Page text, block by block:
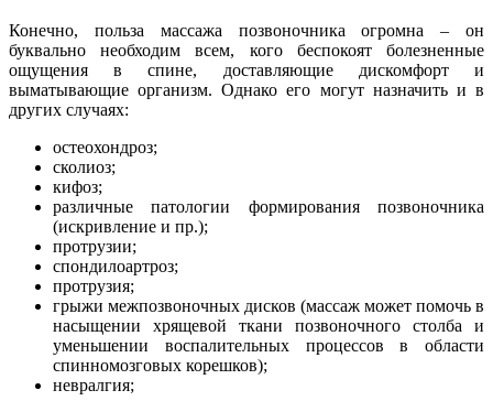
Конечно, польза массажа позвоночника огромна – он
буквально необходим всем, кого беспокоят болезненные
ощущения в спине, доставляющие дискомфорт и
выматывающие организм. Однако его могут назначить и в
других случаях:
остеохондроз;
сколиоз;
кифоз;
различные патологии формирования позвоночника
(искривление и пр.);
протрузии;
спондилоартроз;
протрузия;
грыжи межпозвоночных дисков (массаж может помочь в
насыщении хрящевой ткани позвоночного столба и
уменьшении воспалительных процессов в области
спинномозговых корешков);
невралгия;